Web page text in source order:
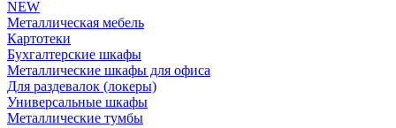
NEW
Металлическая мебель
Картотеки
Бухгалтерские шкафы
Металлические шкафы для офиса
Для раздевалок (локеры)
Универсальные шкафы
Металлические тумбы